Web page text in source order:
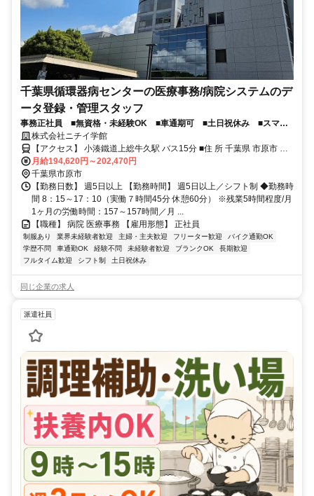
千葉県循環器病センターの医療事務/病院システムのデ
ータ登録・管理スタッフ
事務正社員 ■無資格・未経験OK ■車通期可 ■土日祝休み ■スマー
トフォンでWEB面接できます！
株式会社ニチイ学館
【アクセス】 小湊鐵道上総牛久駅 バス15分 ■住 所 千葉県 市原市 鶴
舞575 ■アクセス 小湊鐵道上総牛久駅 バス15分
月給194,620円～202,470円
千葉県市原市
【勤務日数】 週5日以上 【勤務時間】 週5日以上／シフト制 ◆勤務時
間 8：15～17：10（実働７時間45分 休憩60分） ※残業5時間程度/月
1ヶ月の労働時間：157～157時間／月 ...
【職種】 病院 医療事務 【雇用形態】 正社員
制服あり 業界未経験者歓迎 主婦・主夫歓迎 フリーター歓迎
バイク通勤OK
学歴不問
車通勤OK 経験不問 未経験者歓迎 ブランクOK
長期歓迎
フルタイム歓迎
シフト制 土日祝休み
同じ企業の求人
派遣社員